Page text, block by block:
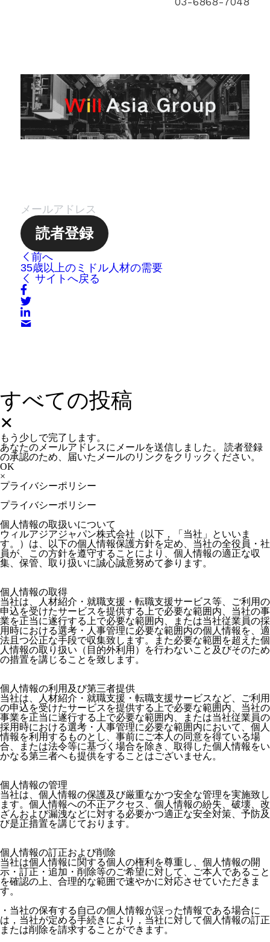
読者登録
前へ
35歳以上のミドル人材の需要
サイトへ戻る
すべての投稿
×
もう少しで完了します。
あなたのメールアドレスにメールを送信しました。
読者登録
の承認のため、届いたメールのリンクをクリックください。
OK
×
プライバシーポリシー
プライバシーポリシー
個人情報の取扱いについて
ウィルアジアジャパン株式会社（以下，「当社」といいま
す。）は、以下の個人情報保護方針を定め、当社の全役員・社
員が、この方針を遵守することにより、個人情報の適正な収
集、保管、取り扱いに誠心誠意努めて参ります。
個人情報の取得
当社は、人材紹介・就職支援・転職支援サービス等、ご利用の
申込を受けたサービスを提供する上で必要な範囲内、当社の事
業を正当に遂行する上で必要な範囲内、または当社従業員の採
用時における選考・人事管理に必要な範囲内の個人情報を、適
法且つ公正な手段で収集致します。また必要な範囲を超えた個
人情報の取り扱い（目的外利用）を行わないこと及びそのため
の措置を講じることを致します。
個人情報の利用及び第三者提供
当社は、人材紹介・就職支援・転職支援サービスなど、ご利用
の申込を受けたサービスを提供する上で必要な範囲内、当社の
事業を正当に遂行する上で必要な範囲内、または当社従業員の
採用時における選考・人事管理に必要な範囲内において、個人
情報を利用するものとし、事前にご本人の同意を得ている場
合、または法令等に基づく場合を除き、取得した個人情報をい
かなる第三者へも提供をすることはございません。
個人情報の管理
当社は、個人情報の保護及び厳重なかつ安全な管理を実施致し
ます。個人情報への不正アクセス、個人情報の紛失、破壊、改
ざんおよび漏洩などに対する必要かつ適正な安全対策、予防及
び是正措置を講じております。
個人情報の訂正および削除
当社は個人情報に関する個人の権利を尊重し、個人情報の開
示・訂正・追加・削除等のご希望に対して、ご本人であること
を確認の上、合理的な範囲で速やかに対応させていただきま
す。
・当社の保有する自己の個人情報が誤った情報である場合に
は，当社が定める手続きにより，当社に対して個人情報の訂正
または削除を請求することができます。